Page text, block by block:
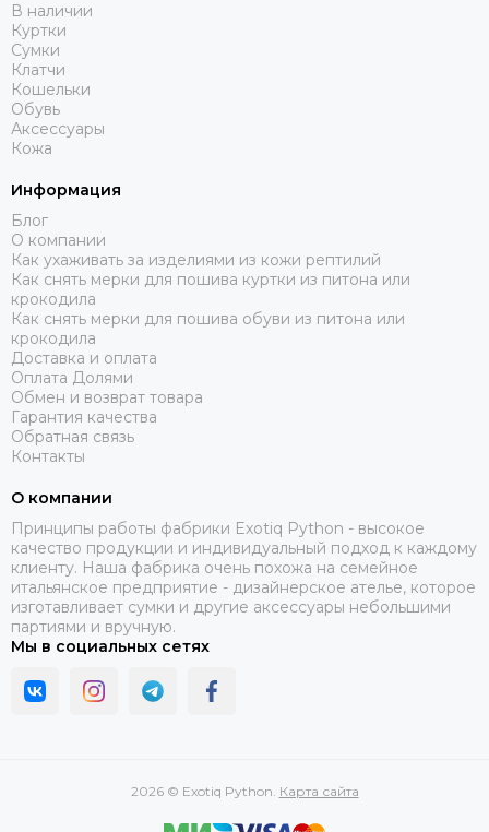
В наличии
Куртки
Сумки
Клатчи
Кошельки
Обувь
Аксессуары
Кожа
Информация
Блог
О компании
Как ухаживать за изделиями из кожи рептилий
Как снять мерки для пошива куртки из питона или
крокодила
Как снять мерки для пошива обуви из питона или
крокодила
Доставка и оплата
Оплата Долями
Обмен и возврат товара
Гарантия качества
Обратная связь
Контакты
О компании
Принципы работы фабрики Exotiq Python - высокое
качество продукции и индивидуальный подход к каждому
клиенту. Наша фабрика очень похожа на семейное
итальянское предприятие - дизайнерское ателье, которое
изготавливает сумки и другие аксессуары небольшими
партиями и вручную.
Мы в социальных сетях
2026 © Exotiq Python. Карта сайта